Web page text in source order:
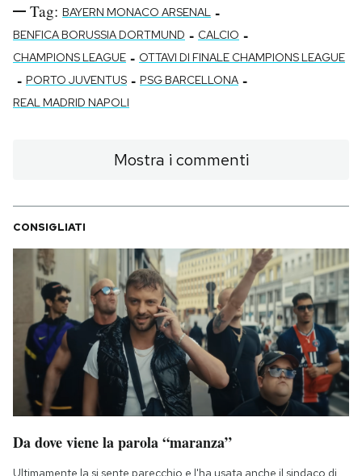
Tag: BAYERN MONACO ARSENAL -
BENFICA BORUSSIA DORTMUND - CALCIO -
CHAMPIONS LEAGUE - OTTAVI DI FINALE CHAMPIONS LEAGUE
- PORTO JUVENTUS - PSG BARCELLONA -
REAL MADRID NAPOLI
Mostra i commenti
CONSIGLIATI
Da dove viene la parola “maranza”
Ultimamente la si sente parecchio e l'ha usata anche il sindaco di